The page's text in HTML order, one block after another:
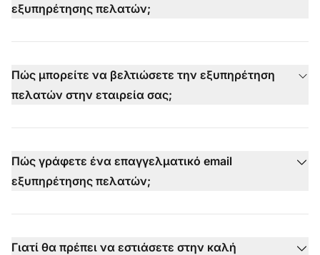
εξυπηρέτησης πελατών;
Πώς μπορείτε να βελτιώσετε την εξυπηρέτηση
πελατών στην εταιρεία σας;
Πώς γράφετε ένα επαγγελματικό email
εξυπηρέτησης πελατών;
Γιατί θα πρέπει να εστιάσετε στην καλή